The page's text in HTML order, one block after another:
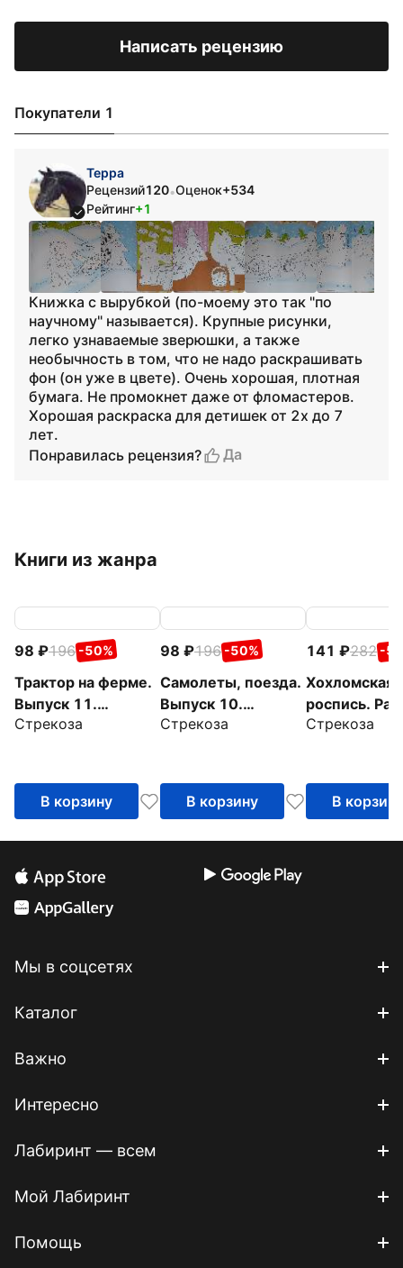
Написать рецензию
Покупатели 1
Терра
Рецензий120•Оценок+534
Рейтинг+1
Книжка с вырубкой (по-моему это так "по
научному" называется). Крупные рисунки,
легко узнаваемые зверюшки, а также
необычность в том, что не надо раскрашивать
фон (он уже в цвете). Очень хорошая, плотная
бумага. Не промокнет даже от фломастеров.
Хорошая раскраска для детишек от 2х до 7
лет.
Понравилась рецензия?
Да
Книги из жанра
98 196 -50%
Трактор на ферме.
Выпуск 11.
Раскраска с
Стрекоза
В корзину
98 196 -50%
Самолеты, поезда.
Выпуск 10.
Раскраска с
Стрекоза
В корзину
141 282 -
Хохломская
роспись.
с
Стрекоза
В корзину
Мы в соцсетях
Каталог
Важно
Интересно
Лабиринт — всем
Мой Лабиринт
Помощь